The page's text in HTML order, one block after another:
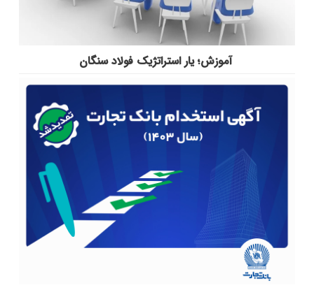
آموزش؛ یار استراتژیک فولاد سنگان